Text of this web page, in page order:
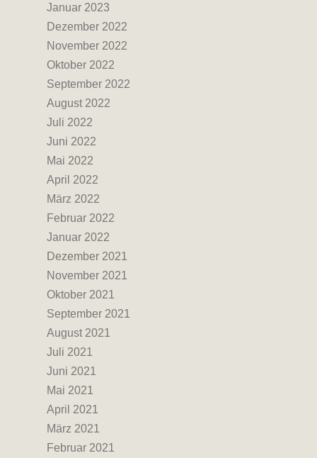
Januar 2023
Dezember 2022
November 2022
Oktober 2022
September 2022
August 2022
Juli 2022
Juni 2022
Mai 2022
April 2022
März 2022
Februar 2022
Januar 2022
Dezember 2021
November 2021
Oktober 2021
September 2021
August 2021
Juli 2021
Juni 2021
Mai 2021
April 2021
März 2021
Februar 2021